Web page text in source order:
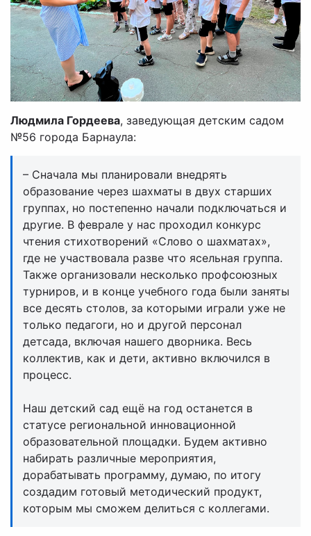
Людмила Гордеева, заведующая детским садом
№56 города Барнаула:
– Сначала мы планировали внедрять
образование через шахматы в двух старших
группах, но постепенно начали подключаться и
другие. В феврале у нас проходил конкурс
чтения стихотворений «Слово о шахматах»,
где не участвовала разве что ясельная группа.
Также организовали несколько профсоюзных
турниров, и в конце учебного года были заняты
все десять столов, за которыми играли уже не
только педагоги, но и другой персонал
детсада, включая нашего дворника. Весь
коллектив, как и дети, активно включился в
процесс.
Наш детский сад ещё на год останется в
статусе региональной инновационной
образовательной площадки. Будем активно
набирать различные мероприятия,
дорабатывать программу, думаю, по итогу
создадим готовый методический продукт,
которым мы сможем делиться с коллегами.